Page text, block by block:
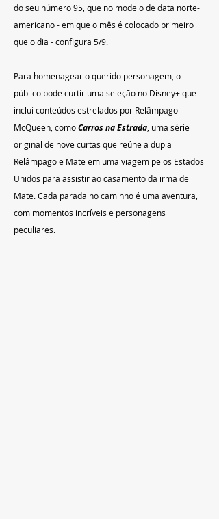
do seu número 95, que no modelo de data norte-
americano - em que o mês é colocado primeiro
que o dia - configura 5/9.
Para homenagear o querido personagem, o
público pode curtir uma seleção no Disney+ que
inclui conteúdos estrelados por Relâmpago
McQueen, como Carros na Estrada , uma série
original de nove curtas que reúne a dupla
Relâmpago e Mate em uma viagem pelos Estados
Unidos para assistir ao casamento da irmã de
Mate. Cada parada no caminho é uma aventura,
com momentos incríveis e personagens
peculiares.